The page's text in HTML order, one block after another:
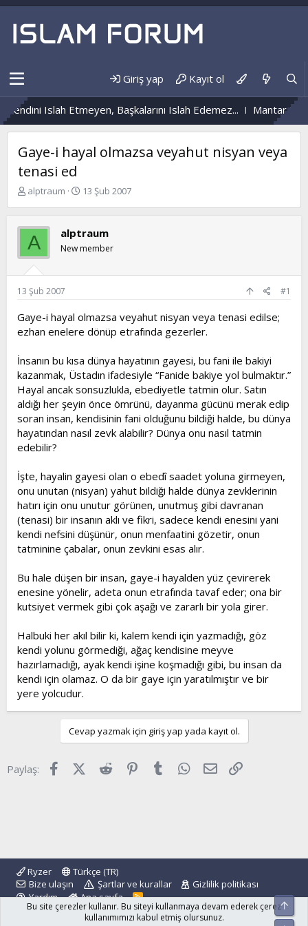
Giriş yap Kayıt ol
Kendini Islah Etmeyen, Başkalarını Islah Edemez... Mantar
Gaye-i hayal olmazsa veyahut nisyan veya
tenasi ed
K
b
u
y
u
b
a
l
a
t
n
alptraum
B
a
n
ı
a
i
i
13 Şub 2007
A alptraum
New member
13 Şub 2007 #1
Gaye-i hayal olmazsa veyahut nisyan veya tenasi edilse;
ezhan enelere dönüp etrafında gezerler.
İnsanın bu kısa dünya hayatının gayesi, bu fani ile bakiyi
kazanmak, Üstadın ifadesiyle “Fanide bakiye yol bulmaktır.”
Hayal ancak sonsuzlukla, ebediyetle tatmin olur. Satın
aldığı her şeyin önce ömrünü, dayanma gücünü merak edip
soran insan, kendisinin fani olduğunu bildiği halde, bu dünya
hayatından nasıl zevk alabilir? Dünya onu nasıl tatmin
edebilir?
İşte, hayalin gayesi olan o ebedî saadet yoluna girmeyen,
onu unutan (nisyan) yahut bildiği halde dünya zevklerinin
hatırı için onu unutur görünen, unutmuş gibi davranan
(tenasi) bir insanın aklı ve fikri, sadece kendi enesini yani
kendi nefsini düşünür, onun menfaatini gözetir, onun
tatminine çabalar, onun zevkini esas alır.
Bu hale düşen bir insan, gaye-i hayalden yüz çevirerek
enesine yönelir, adeta onun etrafında tavaf eder; ona bir
kutsiyet vermek gibi çok aşağı ve zararlı bir yola girer.
Halbuki her akıl bilir ki, kalem kendi için yazmadığı, göz
kendi yolunu görmediği, ağaç kendisine meyve
hazırlamadığı, ayak kendi işine koşmadığı gibi, bu insan da
kendi için olamaz. O da bir gaye için yaratılmıştır ve bir
yere yolcudur.
Cevap yazmak için giriş yap yada kayıt ol.
Paylaş: FacebookX (Twitter)
Reddit Pinterest
Tumblr WhatsApp
E-posta
Ryzer
Türkçe (TR)
Bize ulaşın
Şartlar ve kurallar
Gizlilik politikası
Yardım
Ana sayfa
R
S
S
Bu site çerezler kullanır. Bu siteyi kullanmaya devam ederek çerez
kullanımımızı kabul etmiş olursunuz.
Üst